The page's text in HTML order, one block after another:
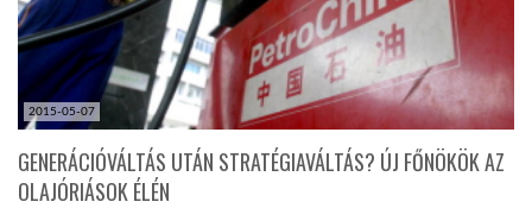
A VILÁG ITTHON
2015-05-07
GENERÁCIÓVÁLTÁS UTÁN STRATÉGIAVÁLTÁS? ÚJ FŐNÖKÖK AZ
OLAJÓRIÁSOK ÉLÉN